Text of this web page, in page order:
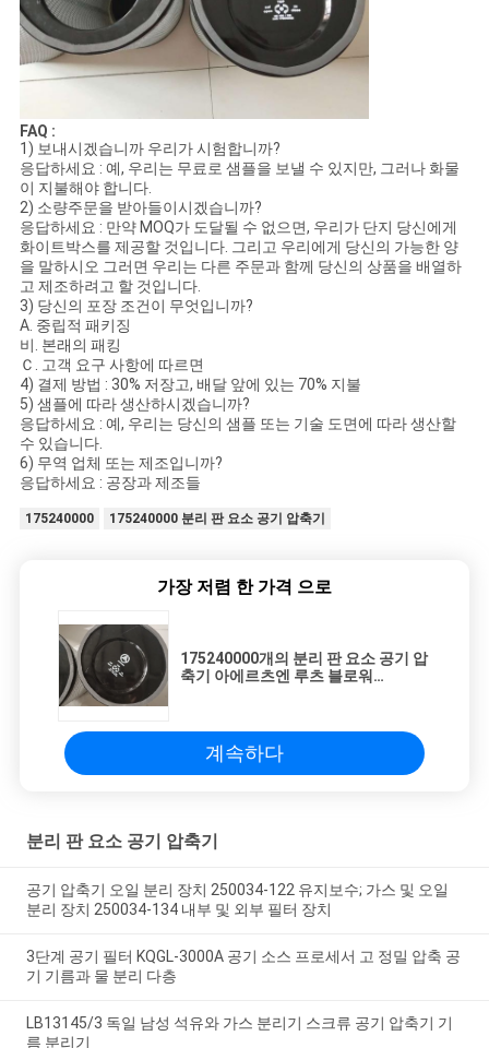
POLICY
FAQ :
1) 보내시겠습니까 우리가 시험합니까?
응답하세요 : 예, 우리는 무료로 샘플을 보낼 수 있지만, 그러나 화물
이 지불해야 합니다.
2) 소량주문을 받아들이시겠습니까?
응답하세요 : 만약 MOQ가 도달될 수 없으면, 우리가 단지 당신에게
화이트박스를 제공할 것입니다. 그리고 우리에게 당신의 가능한 양
을 말하시오 그러면 우리는 다른 주문과 함께 당신의 상품을 배열하
고 제조하려고 할 것입니다.
3) 당신의 포장 조건이 무엇입니까?
A. 중립적 패키징
비. 본래의 패킹
Ｃ. 고객 요구 사항에 따르면
4) 결제 방법 : 30% 저장고, 배달 앞에 있는 70% 지불
5) 샘플에 따라 생산하시겠습니까?
응답하세요 : 예, 우리는 당신의 샘플 또는 기술 도면에 따라 생산할
수 있습니다.
6) 무역 업체 또는 제조입니까?
응답하세요 : 공장과 제조들
175240000 175240000 분리 판 요소 공기 압축기
가장 저렴 한 가격 으로
175240000개의 분리 판 요소 공기 압
축기 아에르츠엔 루츠 블로워
계속하다
분리 판 요소 공기 압축기
공기 압축기 오일 분리 장치 250034-122 유지보수; 가스 및 오일
분리 장치 250034-134 내부 및 외부 필터 장치
3단계 공기 필터 KQGL-3000A 공기 소스 프로세서 고 정밀 압축 공
기 기름과 물 분리 다층
LB13145/3 독일 남성 석유와 가스 분리기 스크류 공기 압축기 기
름 분리기